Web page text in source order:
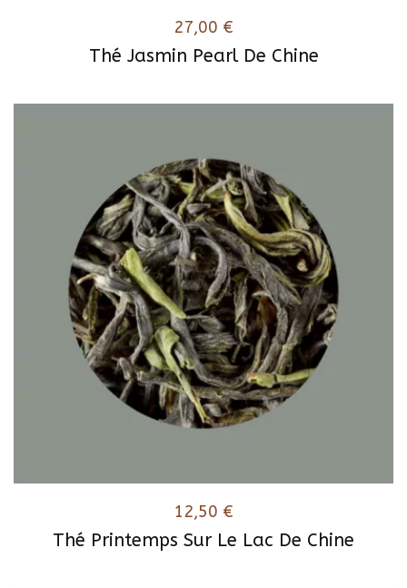
Thé Jasmin Pearl De Chine
27,00 €
Thé Printemps Sur Le Lac De Chine
12,50 €